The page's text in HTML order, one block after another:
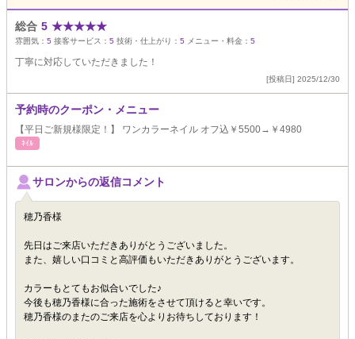
総合 5 ★★★★★
雰囲気： 5 接客サービス： 5 技術・仕上がり： 5 メニュー・料金： 5
丁寧に対応していただきました！
[投稿日] 2025/12/30
予約時のクーポン・メニュー
【平日ご新規様限定！】 ワンカラーネイル オフ込￥5500→￥4980
ﾈｲﾙ
サロンからの返信コメント
穂乃香様
先日はご来店いただきありがとうございました。
また、嬉しい口コミと高評価もいただきありがとうございます。
カラーもとてもお似合いでした♪
今後も穂乃香様に合った施術をさせて頂けると幸いです。
穂乃香様のまたのご来店を心よりお待ちしております！